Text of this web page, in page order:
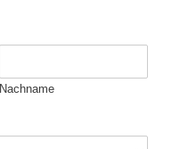
Nachname